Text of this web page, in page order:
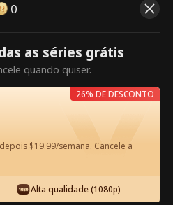
Desbloqueie
assistir.
0
as séries grátis
quando quiser.
$19.99/semana. Cancele a
Alta qualidade (1080p)
26% DE DESCONTO